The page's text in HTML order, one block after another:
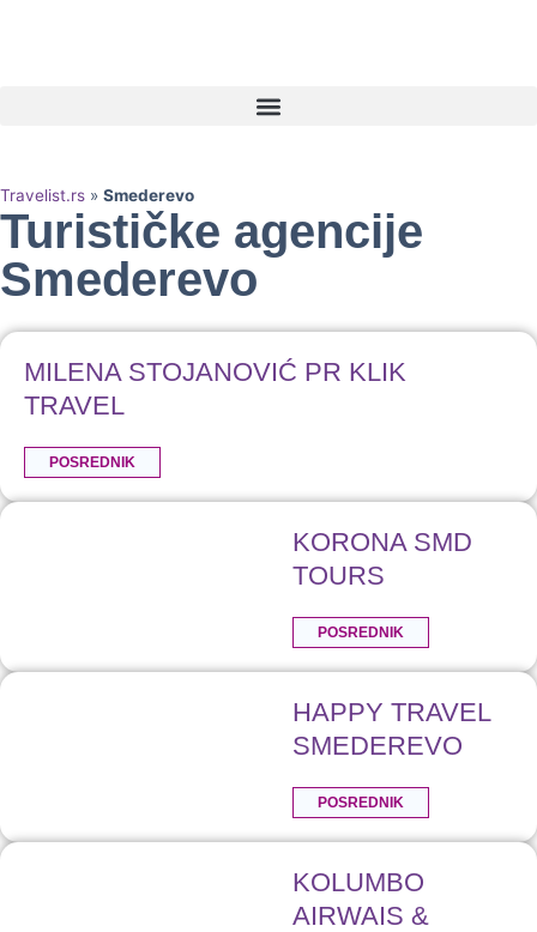
Travelist.rs » Smederevo
Turističke agencije
Smederevo
MILENA STOJANOVIĆ PR KLIK
TRAVEL
POSREDNIK
KORONA SMD
TOURS
POSREDNIK
HAPPY TRAVEL
SMEDEREVO
POSREDNIK
KOLUMBO
AIRWAIS &